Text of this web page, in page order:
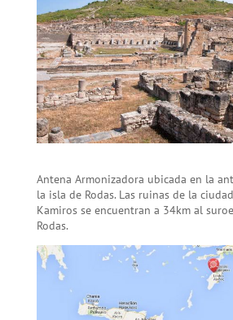
Antena Armonizadora ubicada en la
la isla de Rodas. Las ruinas de la
Kamiros se encuentran a 34km al
Rodas.